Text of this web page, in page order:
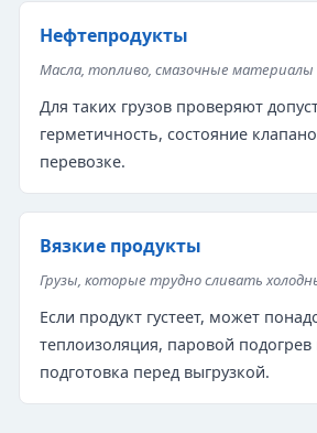
Нефтепродукты
Масла, топливо, смазочные материалы
Для таких грузов проверяют
герметичность, состояние
перевозке.
Вязкие продукты
Грузы, которые трудно сливать
Если продукт густеет, может
теплоизоляция, паровой подогрев
подготовка перед выгрузкой.